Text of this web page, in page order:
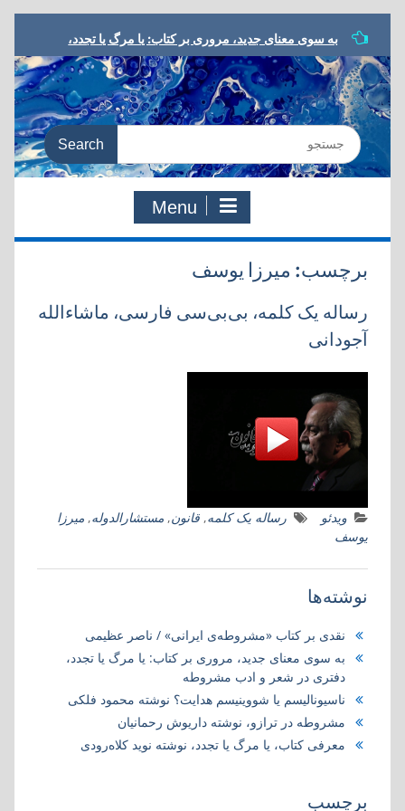
to
content
به سوی معنای جدید، مروری بر کتاب:‌ یا مرگ یا تجدد،
دفتری در شعر و ادب مشروطه
ناسیونالیسم یا شووینیسم هدایت؟ نوشته محمود فلکی
مشروطه در ترازو، نوشته داریوش رحمانیان
معرفی کتاب، یا مرگ یا تجدد، نوشته نوید کلاه‌رودی
Search
for:
Menu
برچسب: میرزا یوسف
رساله یک کلمه، بی‌بی‌سی فارسی، ماشاءالله
آجودانی‎
ویدئو رساله یک کلمه, قانون, مستشارالدوله, میرزا
یوسف
نوشته‌ها
نقدی بر کتاب «مشروطه‌ی ایرانی» / ناصر عظیمی
به سوی معنای جدید، مروری بر کتاب:‌ یا مرگ یا تجدد،
دفتری در شعر و ادب مشروطه
ناسیونالیسم یا شووینیسم هدایت؟ نوشته محمود فلکی
مشروطه در ترازو، نوشته داریوش رحمانیان
معرفی کتاب، یا مرگ یا تجدد، نوشته نوید کلاه‌رودی
برچسب